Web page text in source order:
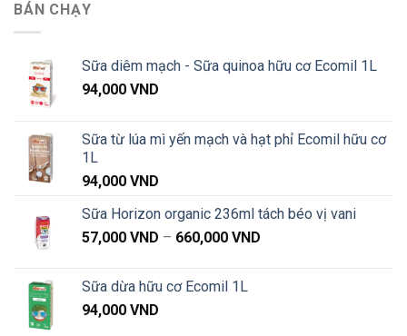
1,020,000 VND
BÁN CHẠY
Sữa diêm mạch - Sữa quinoa hữu cơ Ecomil 1L
94,000 VND
Sữa từ lúa mì yến mạch và hạt phỉ Ecomil hữu cơ
1L
94,000 VND
Sữa Horizon organic 236ml tách béo vị vani
57,000 VND – 660,000 VND
Sữa dừa hữu cơ Ecomil 1L
94,000 VND